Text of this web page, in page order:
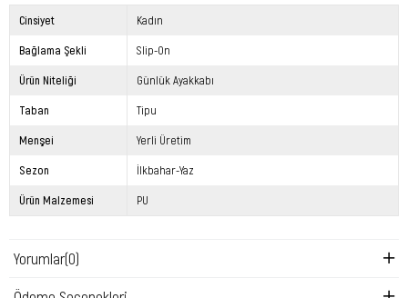
Cinsiyet Kadın
Bağlama Şekli Slip-On
Ürün Niteliği Günlük Ayakkabı
Taban Tipu
Menşei Yerli Üretim
Sezon İlkbahar-Yaz
Ürün Malzemesi PU
Yorumlar(0)